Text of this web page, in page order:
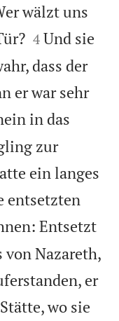
wälzt uns

4 Und sie
dass der
er war sehr
in das
zur
ein langes
entsetzten
Entsetzt
von Nazareth,
er
wo sie